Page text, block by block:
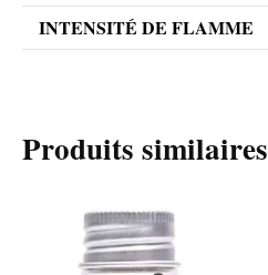
INTENSITÉ DE FLAMME
Produits similaires